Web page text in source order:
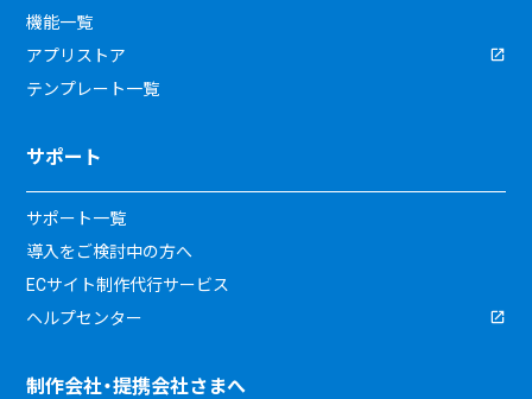
機能一覧
アプリストア
テンプレート一覧
サポート
サポート一覧
導入をご検討中の方へ
ECサイト制作代行サービス
ヘルプセンター
制作会社・提携会社さまへ